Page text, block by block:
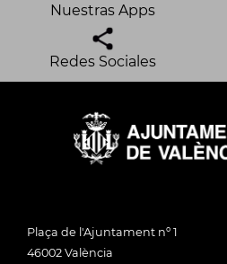
Nuestras Apps
Redes Sociales
Plaça de l'Ajuntament nº 1
46002 València